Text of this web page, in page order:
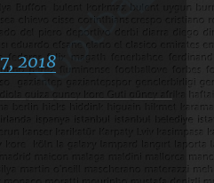
2018